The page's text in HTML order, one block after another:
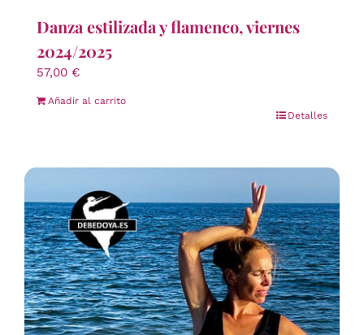
Danza estilizada y flamenco, viernes
2024/2025
57,00 €
Añadir al carrito
Detalles